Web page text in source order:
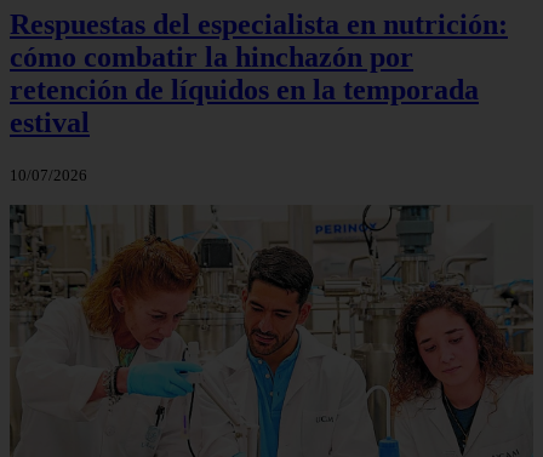
Respuestas del especialista en nutrición:
cómo combatir la hinchazón por
retención de líquidos en la temporada
estival
10/07/2026